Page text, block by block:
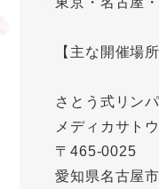
【主な開催場所
さとう式リン
メディカサト
〒465-0025
愛知県名古屋